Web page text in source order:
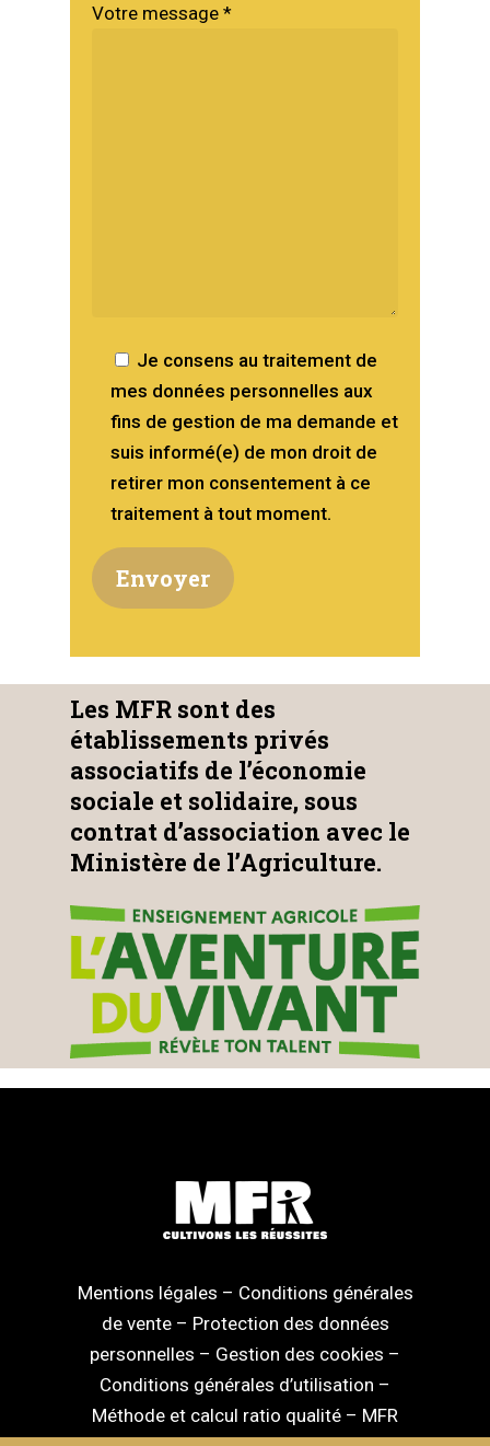
Votre message *
Je consens au traitement de
mes données personnelles aux
fins de gestion de ma demande et
suis informé(e) de mon droit de
retirer mon consentement à ce
traitement à tout moment.
Les MFR sont des
établissements privés
associatifs de l’économie
sociale et solidaire, sous
contrat d’association avec le
Ministère de l’Agriculture.
Mentions légales – Conditions générales
de vente– Protection des données
personnelles – Gestion des cookies –
Conditions générales d’utilisation –
Méthode et calcul ratio qualité – MFR